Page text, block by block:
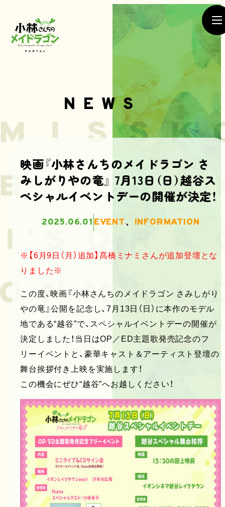
SEASON1
SEASON2
MOVIE
NEWS
映画『小林さんちのメイドラゴン さ
みしがりやの竜』 7月13日（日）越谷ス
ペシャルイベントデーの開催が決定！
2025.06.01 EVENT、 INFORMATION
※【6月9日（月）追加】髙橋ミナミさんが追加登壇とな
りました※
この度、映画『小林さんちのメイドラゴン さみしがり
やの竜』公開を記念し、7月13日（日）に本作のモデル
地である“越谷”で、スペシャルイベントデーの開催が
決定しました！当日はOP／ED主題歌発売記念のフ
リーイベントと、豪華キャスト＆アーティスト登壇の
舞台挨拶付き上映を実施します！
この機会にぜひ“越谷”へお越しください！